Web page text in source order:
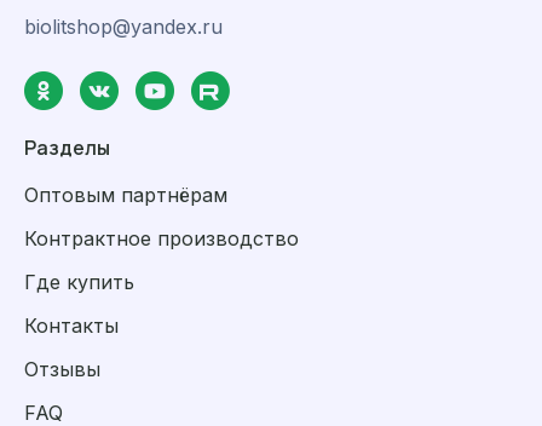
biolitshop@yandex.ru
Разделы
Оптовым партнёрам
Контрактное производство
Где купить
Контакты
Отзывы
FAQ